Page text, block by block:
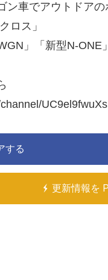
ン車でアウトドア
ロス」
」「新型N-
する
更新情報を